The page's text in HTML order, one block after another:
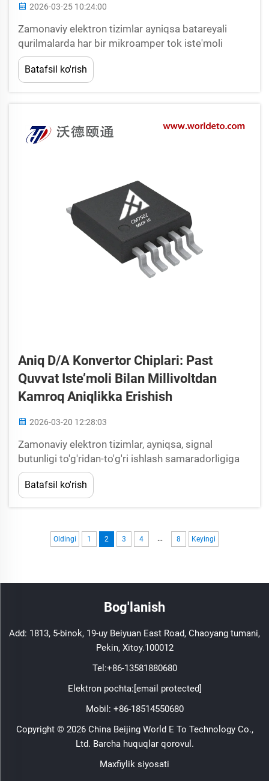
2026-03-25 10:24:00
Zamonaviy elektron tizimlar ayniqsa batareyali
qurilmalarda har bir mikroamper tok iste'moli
muhim ahamiyat kasb etadigan, baribir samarali
quvvat boshqaruvi yechimlarini talab qiladi. Past
tinch holatdagi tokli LDO-lar quvvat boshqaruvida
Batafsil ko'rish
Aniq D/A Konvertor Chiplari: Past
Quvvat Iste’moli Bilan Millivoltdan
Kamroq Aniqlikka Erishish
2026-03-20 12:28:03
Zamonaviy elektron tizimlar, ayniqsa, signal
butunligi to'g'ridan-to'g'ri ishlash samaradorligiga
ta'sir qiladigan sohalarda, noyob darajadagi aniqlik
va samaradorlikni talab qiladi. Aniqlikka ega DAC
chip'lari millivoltdan kamroq aniqlikni ta'minlash
Batafsil ko'rish
Oldingi 1 2 3 4 ... 8 Keyingi
Bog'lanish
Add: 1813, 5-binok, 19-uy Beiyuan East Road, Chaoyang tumani,
Pekin, Xitoy.100012
Tel:+86-13581880680
Elektron pochta:[email protected]
Mobil: +86-18514550680
Copyright © 2026 China Beijing World E To Technology Co.,
Ltd. Barcha huquqlar qorovul.
Maxfiylik siyosati